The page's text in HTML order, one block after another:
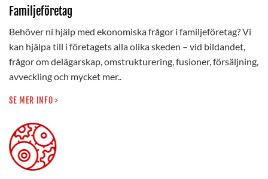
Familjeföretag
Behöver ni hjälp med ekonomiska frågor i familjeföretag? Vi
kan hjälpa till i företagets alla olika skeden – vid bildandet,
frågor om delägarskap, omstrukturering, fusioner, försäljning,
avveckling och mycket mer..
SE MER INFO >